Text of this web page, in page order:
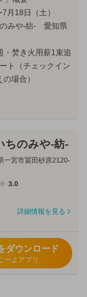
月18日（土）
みや-紡- 愛知県
・焚き火用薪1束追
ト（チェックイン
場合）
ちのみや-紡-
一宮市冨田砂原2120-
3.0
詳細情報を見る
ダウンロード
ーよアプリ